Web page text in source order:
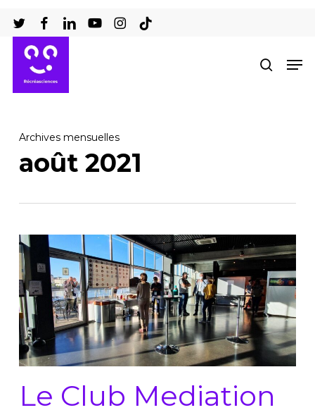
au
contenu
principal
Archives mensuelles
août 2021
Le Club Mediation
le